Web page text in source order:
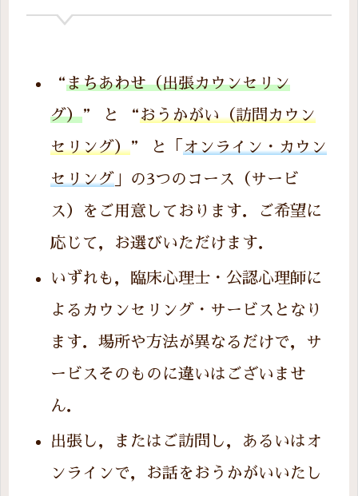
“まちあわせ（出張カウンセリン
グ）” と “おうかがい（訪問カウン
セリング）” と「 オンライン・カウン
セリング 」の3つのコース（サービ
ス）をご用意しております．ご希望に
応じて，お選びいただけます．
いずれも，臨床心理士・公認心理師に
よるカウンセリング・サービスとなり
ます．場所や方法が異なるだけで，サ
ービスそのものに違いはございませ
ん．
出張し，またはご訪問し，あるいはオ
ンラインで，お話をおうかがいいたし